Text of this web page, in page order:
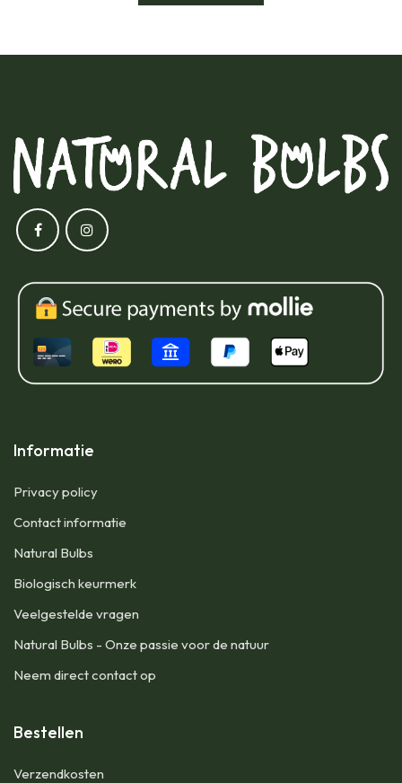
Informatie
Privacy policy
Contact informatie
Natural Bulbs
Biologisch keurmerk
Veelgestelde vragen
Natural Bulbs - Onze passie voor de natuur
Neem direct contact op
Bestellen
​Verzendkosten